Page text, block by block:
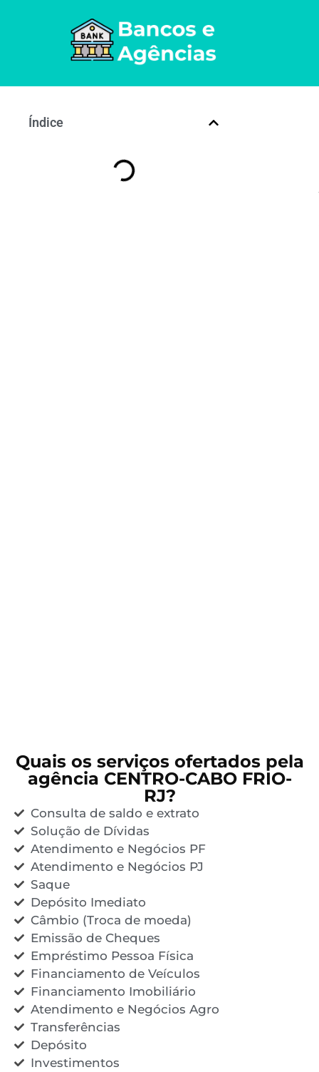
Índice
Quais os serviços ofertados pela
agência CENTRO-CABO FRIO-
RJ?
Consulta de saldo e extrato
Solução de Dívidas
Atendimento e Negócios PF
Atendimento e Negócios PJ
Saque
Depósito Imediato
Câmbio (Troca de moeda)
Emissão de Cheques
Empréstimo Pessoa Física
Financiamento de Veículos
Financiamento Imobiliário
Atendimento e Negócios Agro
Transferências
Depósito
Investimentos